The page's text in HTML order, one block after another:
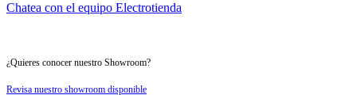
Chatea con el equipo Electrotienda
¿Quieres conocer nuestro Showroom?
Revisa nuestro showroom disponible